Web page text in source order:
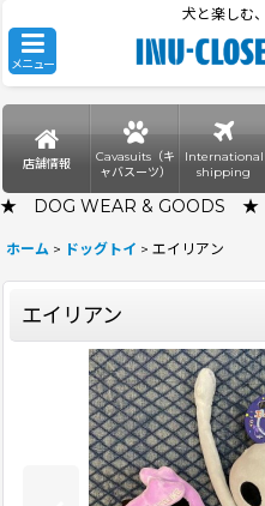
犬と楽しむ
メニュー
店舗情報
Cavasuits（キ
ャバスーツ）
International
shipping
★ DOG WEAR & GOODS ★
ホーム > ドッグトイ > エイリアン
エイリアン